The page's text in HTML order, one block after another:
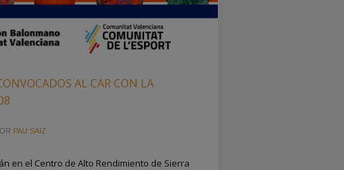
AL CAR CON LA
PAU SAIZ
en el Centro de Alto Rendimiento de Sierra